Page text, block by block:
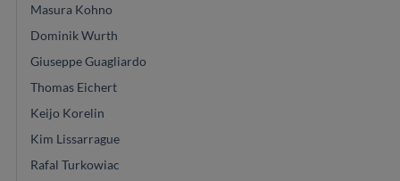
Masura Kohno
Dominik Wurth
Giuseppe Guagliardo
Thomas Eichert
Keijo Korelin
Kim Lissarrague
Rafal Turkowiac